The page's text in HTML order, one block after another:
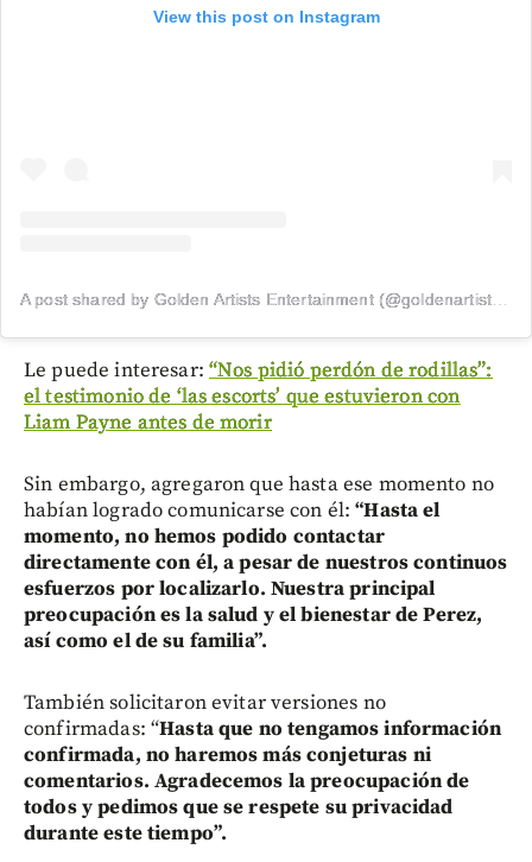
View this post on Instagram
Le puede interesar: “Nos pidió perdón de rodillas”:
el testimonio de ‘las escorts’ que estuvieron con
Liam Payne antes de morir
Sin embargo, agregaron que hasta ese momento no
habían logrado comunicarse con él:“Hasta el
momento, no hemos podido contactar
directamente con él, a pesar de nuestros continuos
esfuerzos por localizarlo. Nuestra principal
preocupación es la salud y el bienestar de Perez,
así como el de su familia”.
También solicitaron evitar versiones no
confirmadas: “Hasta que no tengamos información
confirmada, no haremos más conjeturas ni
comentarios. Agradecemos la preocupación de
todos y pedimos que se respete su privacidad
durante este tiempo”.